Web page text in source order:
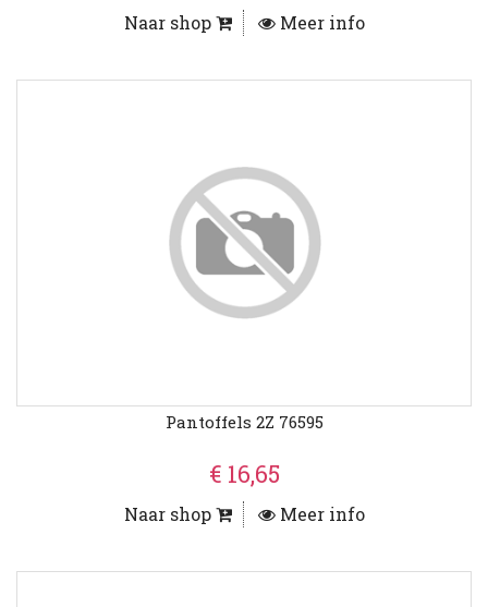
Naar shop Meer info
Pantoffels 2Z 76595
€ 16,65
Naar shop Meer info